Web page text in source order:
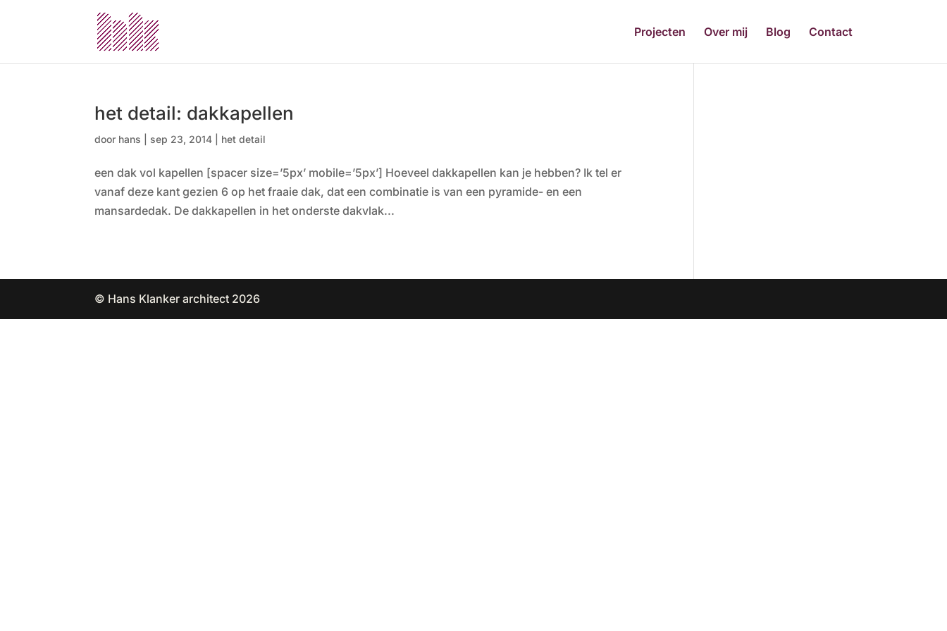
Projecten Over mij Blog Contact
het detail: dakkapellen
door hans |sep 23, 2014 het detail
een dak vol kapellen [spacer size=’5px’ mobile=’5px’] Hoeveel dakkapellen kan je hebben? Ik tel er
vanaf deze kant gezien 6 op het fraaie dak, dat een combinatie is van een pyramide- en een
mansardedak. De dakkapellen in het onderste dakvlak...
© Hans Klanker architect 2026